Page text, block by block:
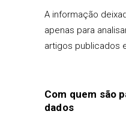
A informação
apenas para
artigos publicados
Com quem são
dados